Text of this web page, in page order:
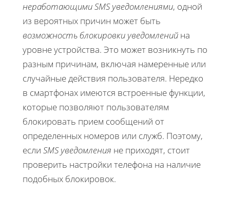
неработающими SMS уведомлениями, одной
из вероятных причин может быть
возможность блокировки уведомлений на
уровне устройства. Это может возникнуть по
разным причинам, включая намеренные или
случайные действия пользователя. Нередко
в смартфонах имеются встроенные функции,
которые позволяют пользователям
блокировать прием сообщений от
определенных номеров или служб. Поэтому,
если SMS уведомления не приходят, стоит
проверить настройки телефона на наличие
подобных блокировок.